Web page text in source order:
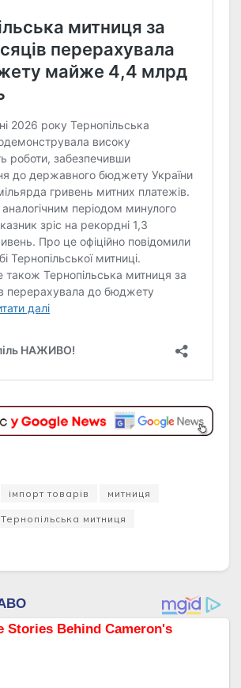
імпорт товарів митниця
Тернопільська митниця